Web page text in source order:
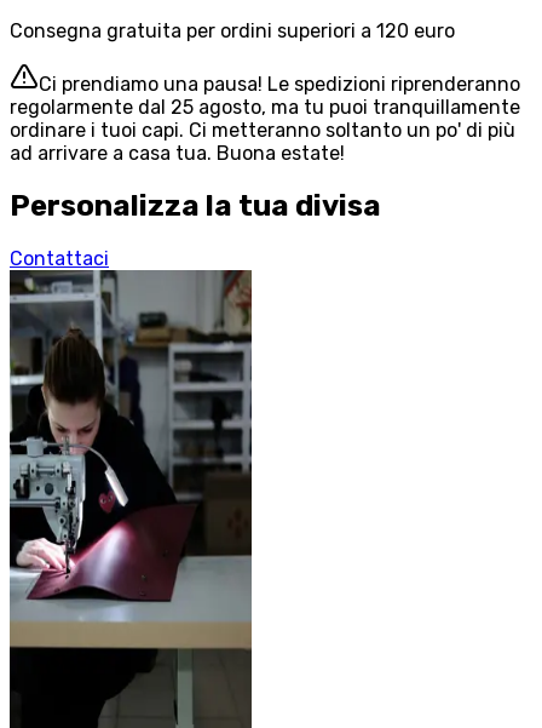
Consegna gratuita per ordini superiori a 120 euro
Ci prendiamo una pausa! Le spedizioni riprenderanno
regolarmente dal 25 agosto, ma tu puoi tranquillamente
ordinare i tuoi capi. Ci metteranno soltanto un po' di più
ad arrivare a casa tua. Buona estate!
Personalizza la tua divisa
Contattaci